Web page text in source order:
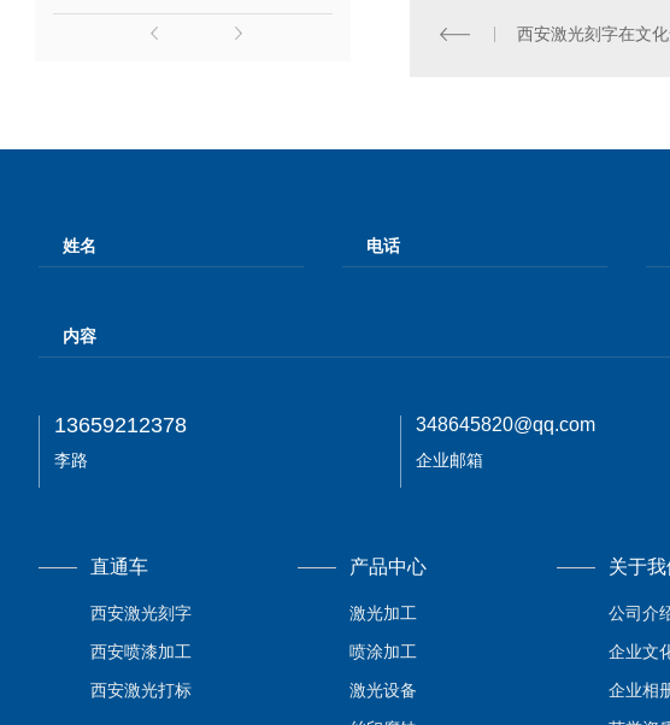
西安激光刻字在文
13659212378
李路
348645820@qq.com
企业邮箱
直通车
西安激光刻字
西安喷漆加工
西安激光打标
产品中心
激光加工
喷涂加工
激光设备
关于我
公司介
企业文
企业相